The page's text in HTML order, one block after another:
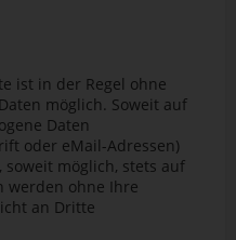
ist in der Regel ohne
möglich. Soweit auf
Daten
oder eMail-Adressen)
möglich, stets auf
werden ohne Ihre
an Dritte